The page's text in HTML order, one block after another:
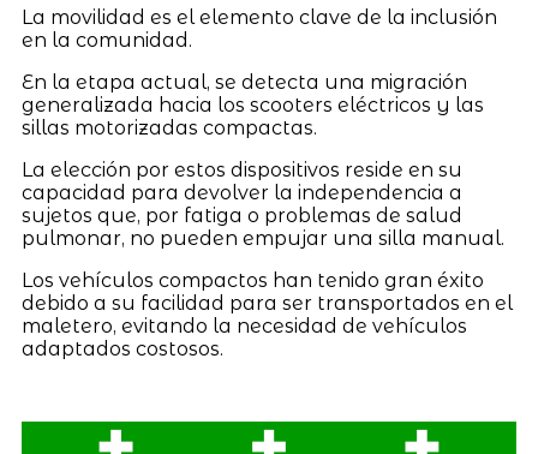
La movilidad es el elemento clave de la inclusión
en la comunidad.
En la etapa actual, se detecta una migración
generalizada hacia los scooters eléctricos y las
sillas motorizadas compactas.
La elección por estos dispositivos reside en su
capacidad para devolver la independencia a
sujetos que, por fatiga o problemas de salud
pulmonar, no pueden empujar una silla manual.
Los vehículos compactos han tenido gran éxito
debido a su facilidad para ser transportados en el
maletero, evitando la necesidad de vehículos
adaptados costosos.